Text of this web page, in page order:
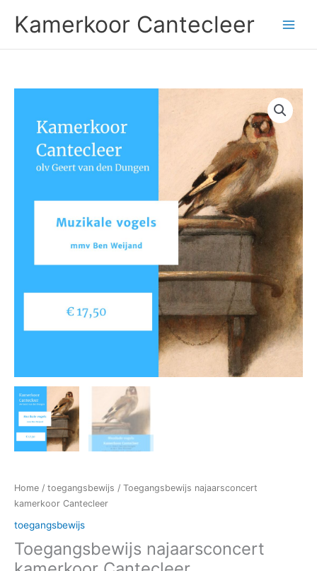
naarKamerkoor Cantecleer
Home / toegangsbewijs / Toegangsbewijs najaarsconcert
kamerkoor Cantecleer
toegangsbewijs
Toegangsbewijs najaarsconcert